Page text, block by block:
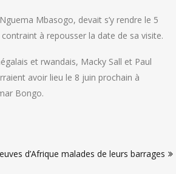
Mbasogo, devait s’y rendre le 5
à repousser la date de sa visite.
et rwandais, Macky Sall et Paul
avoir lieu le 8 juin prochain à
Bongo.
d’Afrique malades de leurs barrages